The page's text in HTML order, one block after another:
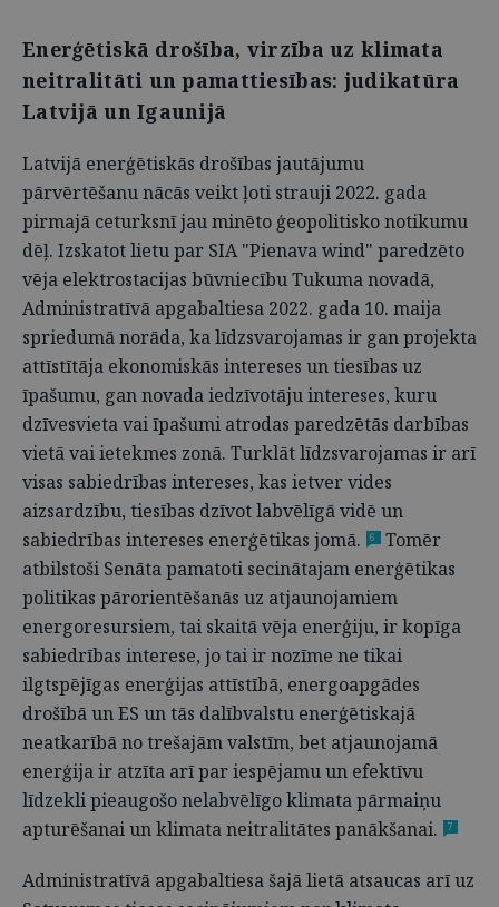
Enerģētiskā drošība, virzība uz klimata
neitralitāti un pamattiesības: judikatūra
Latvijā un Igaunijā
Latvijā enerģētiskās drošības jautājumu
pārvērtēšanu nācās veikt ļoti strauji 2022. gada
pirmajā ceturksnī jau minēto ģeopolitisko notikumu
dēļ. Izskatot lietu par SIA "Pienava wind" paredzēto
vēja elektrostacijas būvniecību Tukuma novadā,
Administratīvā apgabaltiesa 2022. gada 10. maija
spriedumā norāda, ka līdzsvarojamas ir gan projekta
attīstītāja ekonomiskās intereses un tiesības uz
īpašumu, gan novada iedzīvotāju intereses, kuru
dzīvesvieta vai īpašumi atrodas paredzētās darbības
vietā vai ietekmes zonā. Turklāt līdzsvarojamas ir arī
visas sabiedrības intereses, kas ietver vides
aizsardzību, tiesības dzīvot labvēlīgā vidē un
sabiedrības intereses enerģētikas jomā.
6
Tomēr
atbilstoši Senāta pamatoti secinātajam enerģētikas
politikas pārorientēšanās uz atjaunojamiem
energoresursiem, tai skaitā vēja enerģiju, ir kopīga
sabiedrības interese, jo tai ir nozīme ne tikai
ilgtspējīgas enerģijas attīstībā, energoapgādes
drošībā un ES un tās dalībvalstu enerģētiskajā
neatkarībā no trešajām valstīm, bet atjaunojamā
enerģija ir atzīta arī par iespējamu un efektīvu
līdzekli pieaugošo nelabvēlīgo klimata pārmaiņu
apturēšanai un klimata neitralitātes panākšanai.
7
Administratīvā apgabaltiesa šajā lietā atsaucas arī uz